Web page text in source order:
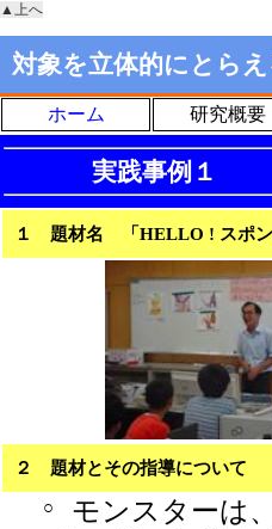
▲上へ
対象を立体的にとら
ホーム 研究概要
実践事例
１ 題材名 「HELLO ! スポ
２ 題材とその指導について
○
モンスターは